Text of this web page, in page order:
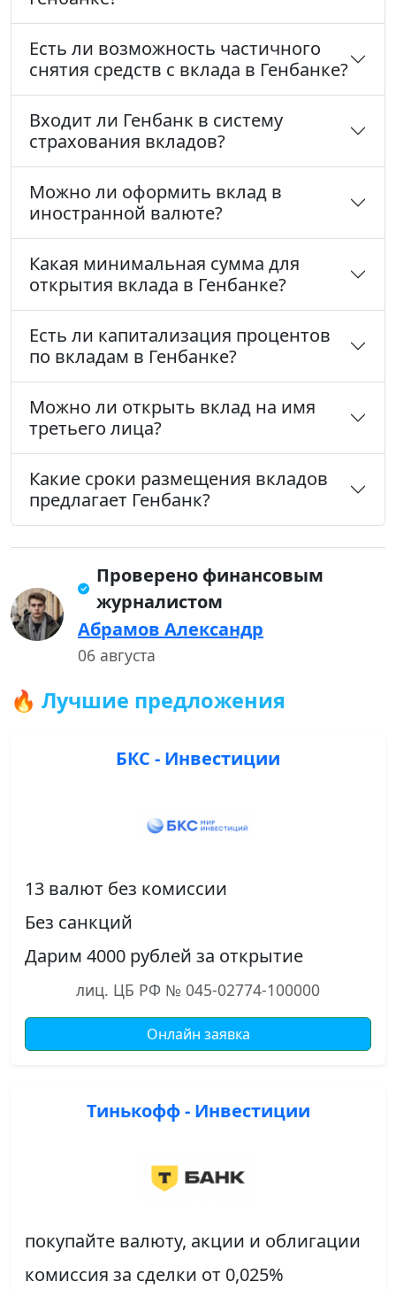
Есть ли возможность частичного
снятия средств с вклада в Генбанке?
Входит ли Генбанк в систему
страхования вкладов?
Можно ли оформить вклад в
иностранной валюте?
Какая минимальная сумма для
открытия вклада в Генбанке?
Есть ли капитализация процентов
по вкладам в Генбанке?
Можно ли открыть вклад на имя
третьего лица?
Какие сроки размещения вкладов
предлагает Генбанк?
Проверено финансовым
журналистом
Абрамов Александр
06 августа
🔥 Лучшие предложения
БКС - Инвестиции
13 валют без комиссии
Без санкций
Дарим 4000 рублей за открытие
лиц. ЦБ РФ № 045-02774-100000
Онлайн заявка
Тинькофф - Инвестиции
покупайте валюту, акции и облигации
комиссия за сделки от 0,025%